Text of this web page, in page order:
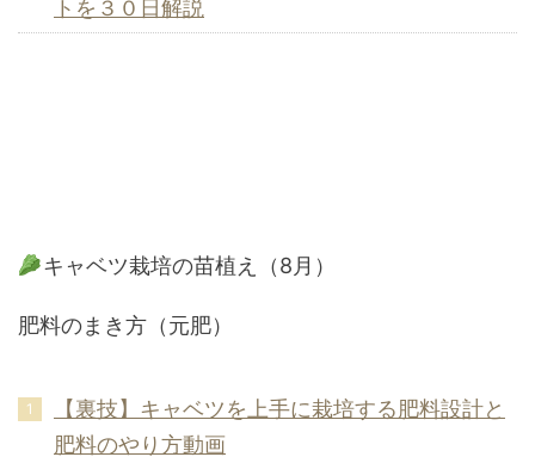
トを３０日解説
キャベツ栽培の苗植え（8月）
肥料のまき方（元肥）
【裏技】キャベツを上手に栽培する肥料設計と
肥料のやり方動画